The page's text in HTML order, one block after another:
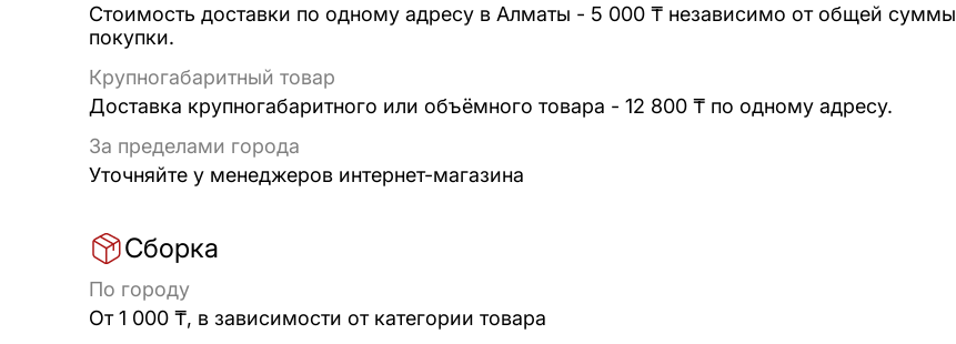
Стоимость доставки по одному адресу в Алматы - 5 000 ₸ независимо от общей суммы
покупки.
Крупногабаритный товар
Доставка крупногабаритного или объёмного товара - 12 800 ₸ по одному адресу.
За пределами города
Уточняйте у менеджеров интернет-магазина
Сборка
По городу
От 1 000 ₸, в зависимости от категории товара